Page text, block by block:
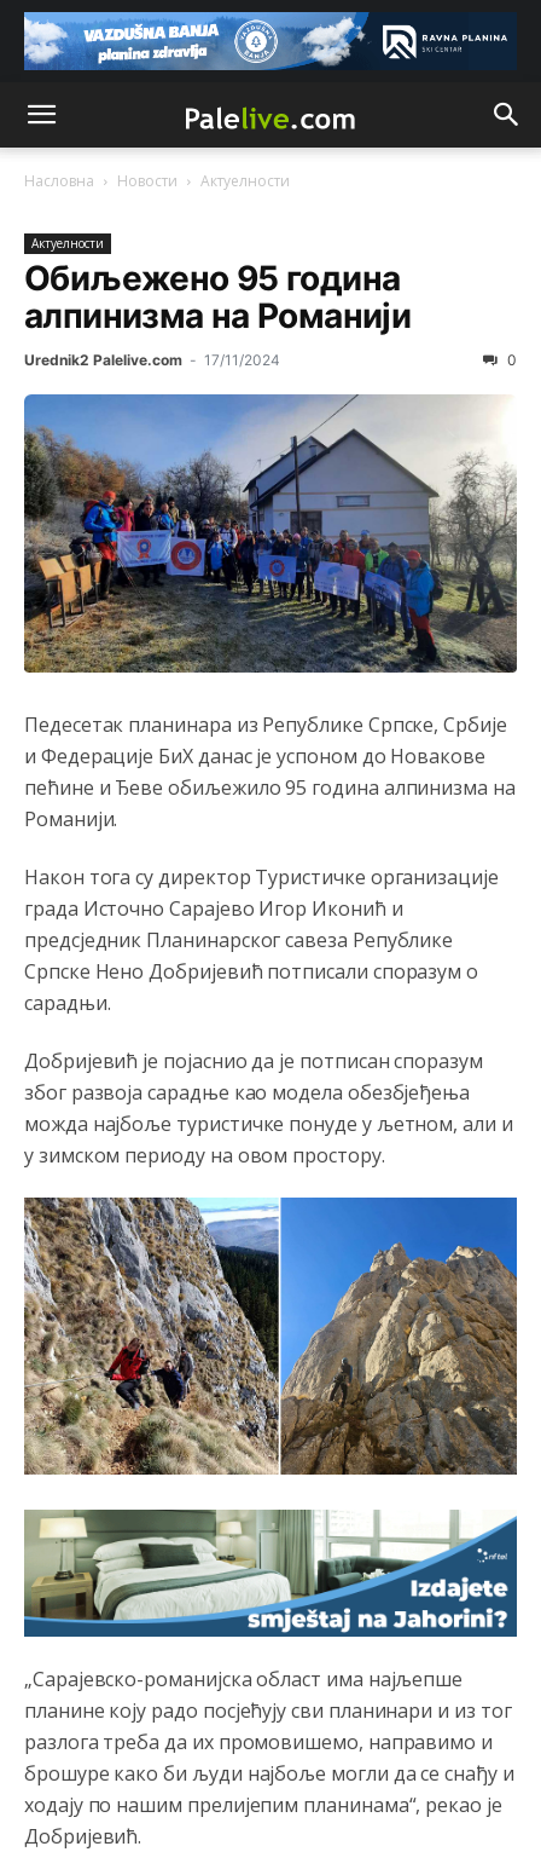
Насловна Новости Актуeлности
Актуeлности
Обиљежено 95 година
алпинизма на Романији
Urednik2 Palelive.com - 17/11/2024 0
Педесетак планинара из Републике Српске, Србије
и Федерације БиХ данас је успоном до Новакове
пећине и Ђеве обиљежило 95 година алпинизма на
Романији.
Након тога су директор Туристичке организације
града Источно Сарајево Игор Иконић и
предсједник Планинарског савеза Републике
Српске Нено Добријевић потписали споразум о
сарадњи.
Добријевић је појаснио да је потписан споразум
због развоја сарадње као модела обезбјеђења
можда најбоље туристичке понуде у љетном, али и
у зимском периоду на овом простору.
„Сарајевско-романијска област има најљепше
планине коју радо посјећују сви планинари и из тог
разлога треба да их промовишемо, направимо и
брошуре како би људи најбоље могли да се снађу и
ходају по нашим прелијепим планинама“, рекао је
Добријевић.